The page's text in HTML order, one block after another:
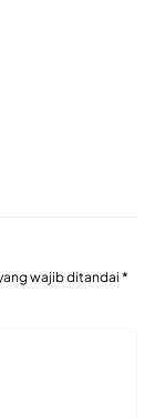
wajib ditandai *